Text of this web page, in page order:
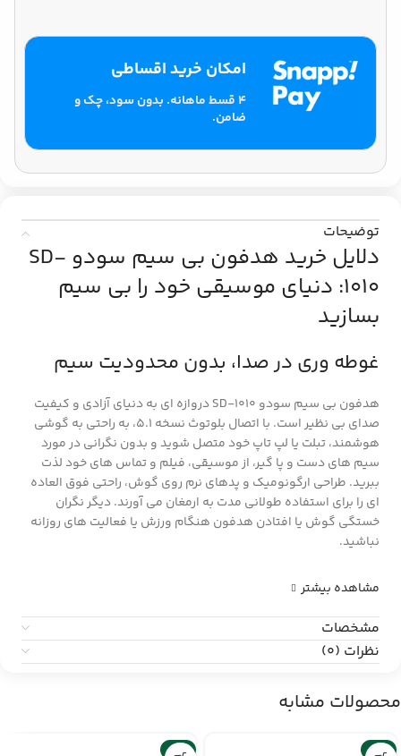
امکان خرید اقساطی
۴ قسط ماهانه. بدون سود، چک و
ضامن.
توضیحات
دلایل خرید هدفون بی سیم سودو SD-
1010: دنیای موسیقی خود را بی سیم
بسازید
غوطه وری در صدا، بدون محدودیت سیم
هدفون بی سیم سودو SD-1010 دروازه ای به دنیای آزادی و کیفیت
صدای بی نظیر است. با اتصال بلوتوث نسخه 5.1، به راحتی به گوشی
هوشمند، تبلت یا لپ تاپ خود متصل شوید و بدون نگرانی در مورد
سیم های دست و پا گیر، از موسیقی، فیلم و تماس های خود لذت
ببرید. طراحی ارگونومیک و پدهای نرم روی گوش، راحتی فوق العاده
ای را برای استفاده طولانی مدت به ارمغان می آورند. دیگر نگران
خستگی گوش یا افتادن هدفون هنگام ورزش یا فعالیت های روزانه
نباشید.
مشاهده بیشتر
مشخصات
نظرات (0)
محصولات مشابه
-6%
-6%